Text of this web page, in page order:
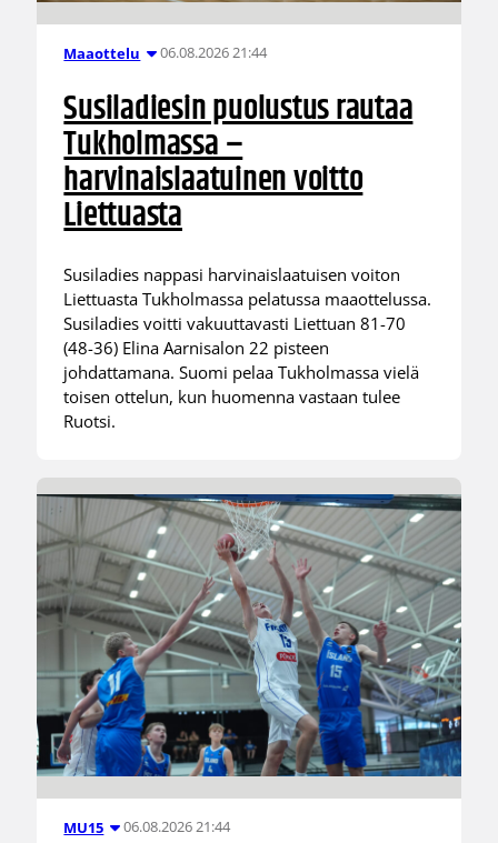
Maaottelu 06.08.2026 21:44
Susiladiesin puolustus rautaa
Tukholmassa –
harvinaislaatuinen voitto
Liettuasta
Susiladies nappasi harvinaislaatuisen voiton
Liettuasta Tukholmassa pelatussa maaottelussa.
Susiladies voitti vakuuttavasti Liettuan 81-70
(48-36) Elina Aarnisalon 22 pisteen
johdattamana. Suomi pelaa Tukholmassa vielä
toisen ottelun, kun huomenna vastaan tulee
Ruotsi.
MU15 06.08.2026 21:44